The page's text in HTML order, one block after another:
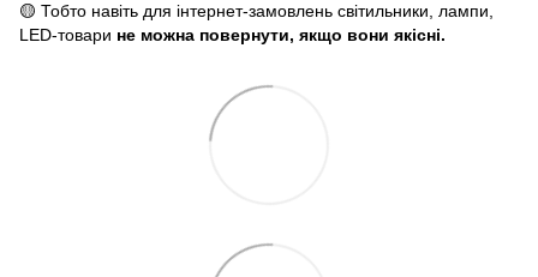
🟡 Тобто навіть для інтернет-замовлень світильники, лампи,
LED-товари не можна повернути, якщо вони якісні.